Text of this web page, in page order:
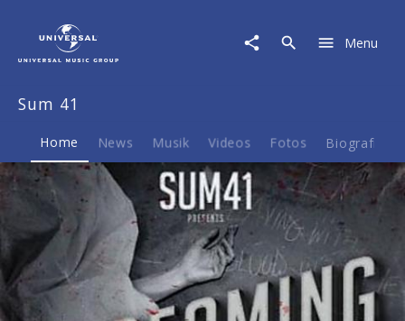
Musik
Merch
Menu
Sum 41
Home News Musik Videos Fotos Biografie